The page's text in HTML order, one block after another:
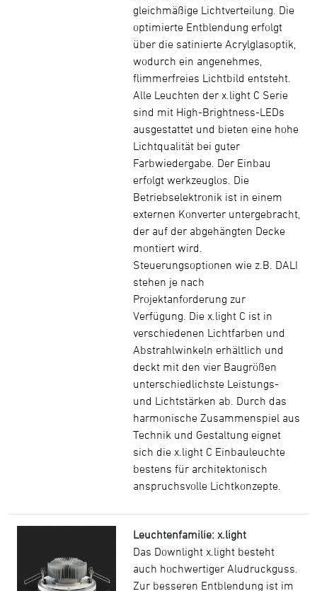
gleichmäßige Lichtverteilung. Die
optimierte Entblendung erfolgt
über die satinierte Acrylglasoptik,
wodurch ein angenehmes,
flimmerfreies Lichtbild entsteht.
Alle Leuchten der x.light C Serie
sind mit High-Brightness-LEDs
ausgestattet und bieten eine hohe
Lichtqualität bei guter
Farbwiedergabe. Der Einbau
erfolgt werkzeuglos. Die
Betriebselektronik ist in einem
externen Konverter untergebracht,
der auf der abgehängten Decke
montiert wird.
Steuerungsoptionen wie z.B. DALI
stehen je nach
Projektanforderung zur
Verfügung. Die x.light C ist in
verschiedenen Lichtfarben und
Abstrahlwinkeln erhältlich und
deckt mit den vier Baugrößen
unterschiedlichste Leistungs-
und Lichtstärken ab. Durch das
harmonische Zusammenspiel aus
Technik und Gestaltung eignet
sich die x.light C Einbauleuchte
bestens für architektonisch
anspruchsvolle Lichtkonzepte.
Leuchtenfamilie: x.light
Das Downlight x.light besteht
auch hochwertiger Aludruckguss.
Zur besseren Entblendung ist im